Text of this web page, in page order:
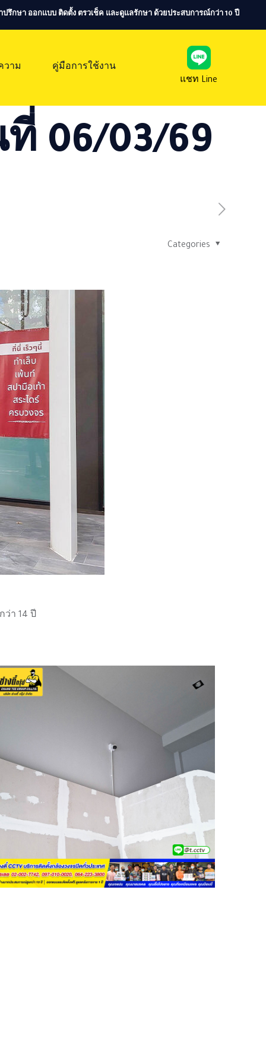
ปรึกษา ออกแบบ ติดตั้ง ตรวเช็ค และดูแลรักษา ด้วยประสบการณ์กว่า 10 ปี
วาม
คู่มือการใช้งาน
แชท Line
06/03/69
Categories
า 14 ปี